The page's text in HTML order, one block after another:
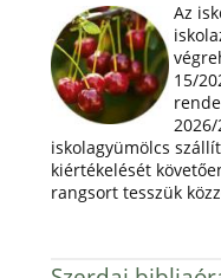
Az
15/
iskolagyümölcs
kiértékelését
rangsort tesszük